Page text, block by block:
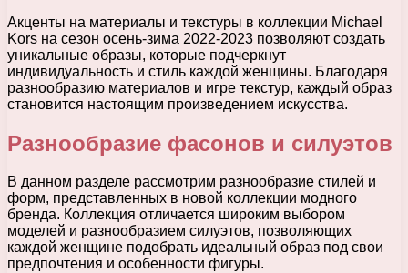
Акценты на материалы и текстуры в коллекции Michael
Kors на сезон осень-зима 2022-2023 позволяют создать
уникальные образы, которые подчеркнут
индивидуальность и стиль каждой женщины. Благодаря
разнообразию материалов и игре текстур, каждый образ
становится настоящим произведением искусства.
Разнообразие фасонов и силуэтов
В данном разделе рассмотрим разнообразие стилей и
форм, представленных в новой коллекции модного
бренда. Коллекция отличается широким выбором
моделей и разнообразием силуэтов, позволяющих
каждой женщине подобрать идеальный образ под свои
предпочтения и особенности фигуры.